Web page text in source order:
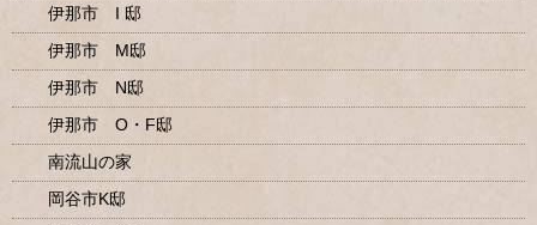
伊那市 I 邸
伊那市 M邸
伊那市 N邸
伊那市 O・F邸
南流山の家
岡谷市K邸